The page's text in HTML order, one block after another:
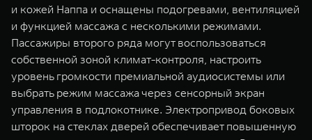
и кожей Наппа и оснащены подогревами, вентиляцией
и функцией массажа с несколькими режимами.
Пассажиры второго ряда могут воспользоваться
собственной зоной климат-контроля, настроить
уровень громкости премиальной аудиосистемы или
выбрать режим массажа через сенсорный экран
управления в подлокотнике. Электропривод боковых
шторок на стеклах дверей обеспечивает повышенную